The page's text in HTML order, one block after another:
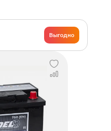
Выгодно